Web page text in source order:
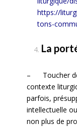
https://
tons-
La
– Toucher
contexte
parfois,
intellectuelle
non plus de